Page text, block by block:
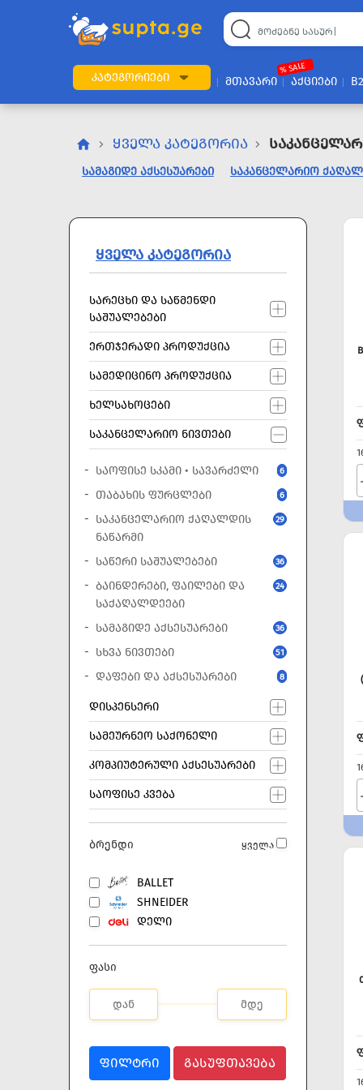
ᲙᲐᲢᲔᲒᲝᲠᲘᲔᲑᲘ ᲛᲗᲐᲕᲐᲠᲘ ᲐᲥᲪᲘᲔᲑᲘ
% SALE
ᲧᲕᲔᲚᲐ ᲙᲐᲢᲔᲒᲝᲠᲘᲐ
ᲡᲐᲛᲐᲒᲘᲓᲔ ᲐᲥᲡᲔᲡᲣᲐᲠᲔᲑᲘ ᲡᲐᲙᲐᲜᲪᲔᲚᲐᲠᲘᲝ
ᲧᲕᲔᲚᲐ ᲙᲐᲢᲔᲒᲝᲠᲘᲐ
ᲡᲐᲠᲔᲪᲮᲘ ᲓᲐ ᲡᲐᲬᲛᲔᲜᲓᲘ
ᲡᲐᲨᲣᲐᲚᲔᲑᲔᲑᲘ
ᲔᲠᲗᲯᲔᲠᲐᲓᲘ ᲞᲠᲝᲓᲣᲥᲪᲘᲐ
ᲡᲐᲛᲔᲓᲘᲪᲘᲜᲝ ᲞᲠᲝᲓᲣᲥᲪᲘᲐ
ᲮᲔᲚᲡᲐᲮᲝᲪᲔᲑᲘ
ᲡᲐᲙᲐᲜᲪᲔᲚᲐᲠᲘᲝ ᲜᲘᲕᲗᲔᲑᲘ
ᲡᲐᲝᲤᲘᲡᲔ ᲡᲙᲐᲛᲘ • ᲡᲐᲕᲐᲠᲫᲔᲚᲘ 6
ᲗᲐᲑᲐᲮᲘᲡ ᲤᲣᲠᲪᲚᲔᲑᲘ 6
ᲡᲐᲙᲐᲜᲪᲔᲚᲐᲠᲘᲝ ᲥᲐᲦᲐᲚᲓᲘᲡ
ᲜᲐᲬᲐᲠᲛᲘ
29
ᲡᲐᲬᲔᲠᲘ ᲡᲐᲨᲣᲐᲚᲔᲑᲔᲑᲘ 36
ᲑᲐᲘᲜᲓᲔᲠᲔᲑᲘ, ᲤᲐᲘᲚᲔᲑᲘ ᲓᲐ
ᲡᲐᲥᲐᲦᲐᲚᲓᲔᲔᲑᲘ
24
ᲡᲐᲛᲐᲒᲘᲓᲔ ᲐᲥᲡᲔᲡᲣᲐᲠᲔᲑᲘ 36
ᲡᲮᲕᲐ ᲜᲘᲕᲗᲔᲑᲘ 51
ᲓᲐᲤᲔᲑᲘ ᲓᲐ ᲐᲥᲡᲔᲡᲣᲐᲠᲔᲑᲘ 8
ᲓᲘᲡᲞᲔᲜᲡᲔᲠᲘ
ᲡᲐᲛᲔᲣᲠᲜᲔᲝ ᲡᲐᲥᲝᲜᲔᲚᲘ
ᲙᲝᲛᲞᲘᲣᲢᲔᲠᲣᲚᲘ ᲐᲥᲡᲔᲡᲣᲐᲠᲔᲑᲘ
ᲡᲐᲝᲤᲘᲡᲔ ᲙᲕᲔᲑᲐ
ბრენდი ყველა
BALLET
SHNEIDER
ᲓᲔᲚᲘ
ფასი
ᲤᲘᲚᲢᲠᲘ ᲒᲐᲡᲣᲤᲗᲐᲕᲔᲑᲐ